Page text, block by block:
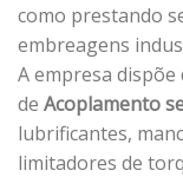
como prestando
embreagens
A empresa
de Acoplamento
lubrificantes,
limitadores de